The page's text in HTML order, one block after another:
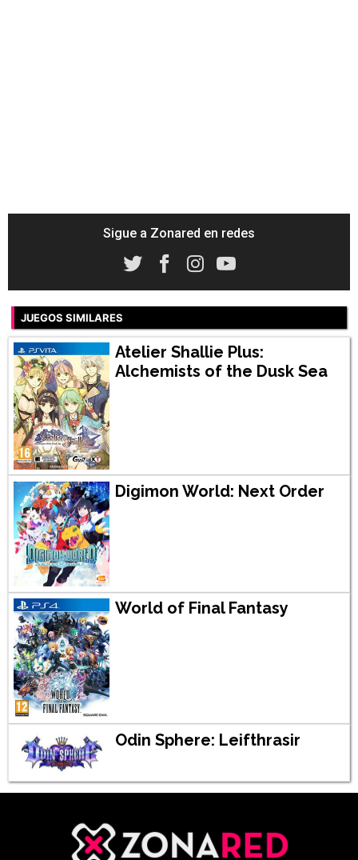
Sigue a Zonared en redes
JUEGOS SIMILARES
Atelier Shallie Plus:
Alchemists of the Dusk Sea
Digimon World: Next Order
World of Final Fantasy
Odin Sphere: Leifthrasir